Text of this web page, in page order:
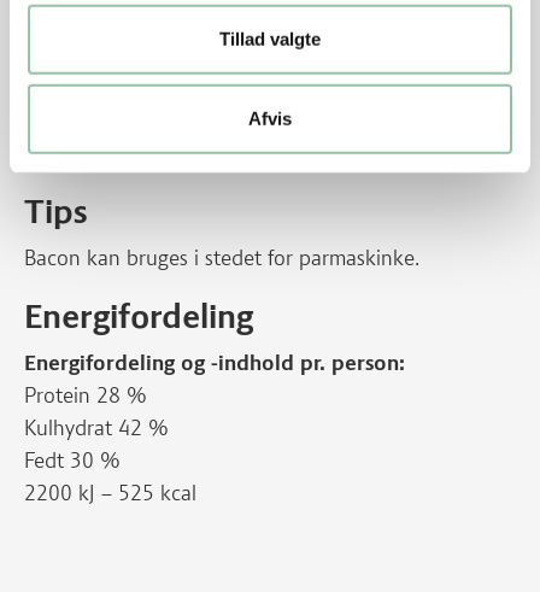
Tillad valgte
Afvis
Skær kartoflerne i både og gulerødderne i stænger.
Vend dem med olie, salt og peber.
Læg dem i et ovnfast fad og steg dem sammen med
farsbrødet til de er gyldne.
Tips
Bacon kan bruges i stedet for parmaskinke.
Energifordeling
Energifordeling og -indhold pr. person:
Protein 28 %
Kulhydrat 42 %
Fedt 30 %
2200 kJ – 525 kcal